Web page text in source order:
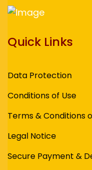
Quick Links
Data Protection
Conditions of Use
Terms & Conditions
Legal Notice
Secure Payment &